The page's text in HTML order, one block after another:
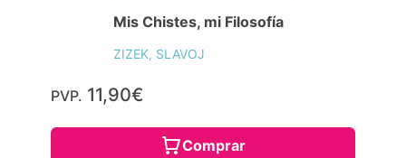
Mis Chistes, mi Filosofía
ZIZEK, SLAVOJ
PVP. 11,90€
Comprar